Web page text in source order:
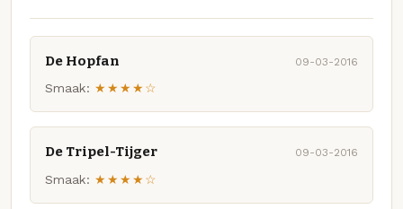
De Hopfan 09-03-2016
Smaak: ★★★★☆
De Tripel-Tijger 09-03-2016
Smaak: ★★★★☆